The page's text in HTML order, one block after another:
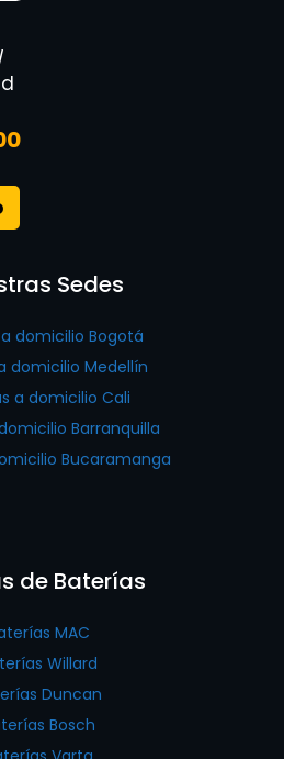
Sedes
domicilio Bogotá
domicilio Medellín
a domicilio Cali
Barranquilla
Bucaramanga
de Baterías
MAC
Willard
Duncan
Bosch